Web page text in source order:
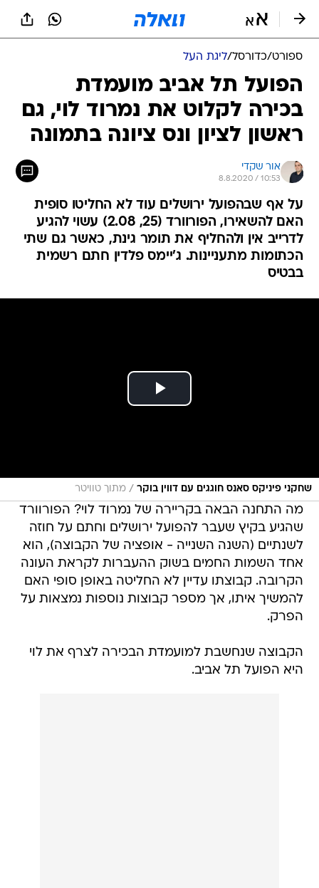
ספורט/כדורסל/ליגת העל
הפועל תל אביב מועמדת
בכירה לקלוט את נמרוד לוי, גם
ראשון לציון ונס ציונה בתמונה
אור שקדי
8.8.2020 / 10:53
על אף שבהפועל ירושלים עוד לא החליטו סופית
האם להשאירו, הפורוורד (25, 2.08) עשוי להגיע
לדרייב אין ולהחליף את תומר גינת, כאשר גם שתי
הכתומות מתעניינות. ג'יימס פלדין חתם רשמית
בבטיס
שחקני פיניקס סאנס חוגגים עם דווין בוקר / מתוך טוויטר
מה התחנה הבאה בקריירה של נמרוד לוי? הפורוורד
שהגיע בקיץ שעבר להפועל ירושלים וחתם על חוזה
לשנתיים (השנה השנייה - אופציה של הקבוצה), הוא
אחד השמות החמים בשוק ההעברות לקראת העונה
הקרובה. קבוצתו עדיין לא החליטה באופן סופי האם
להמשיך איתו, אך מספר קבוצות נוספות נמצאות על
הפרק.
הקבוצה שנחשבת למועמדת הבכירה לצרף את לוי
היא הפועל תל אביב.